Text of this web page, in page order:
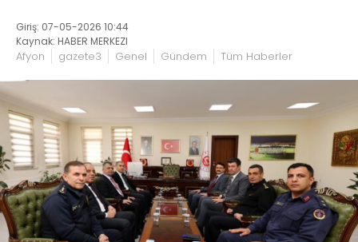
Giriş: 07-05-2026 10:44
Kaynak: HABER MERKEZI
Afyon gazete3 Genel Gündem Tüm Haberler